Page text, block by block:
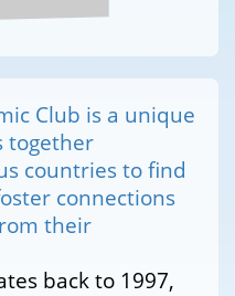
Club is a unique
together
countries to find
connections
their
back to 1997,